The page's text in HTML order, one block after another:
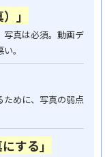
」
写真は必須。動画デ
。
めに、写真の弱点
する」